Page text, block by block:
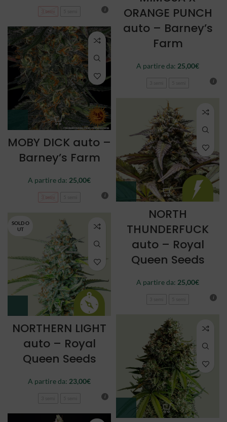
3 semi
ORANGE PUNCH
auto – Barney’s
Farm
A partire da: 25,00€
MOBY DICK auto –
Barney’s Farm
A partire da: 25,00€
3 semi
NORTH
THUNDERFUCK
auto – Royal
Queen Seeds
A partire da: 25,00€
SOLD O
UT
NORTHERN LIGHT
auto – Royal
Queen Seeds
A partire da: 23,00€